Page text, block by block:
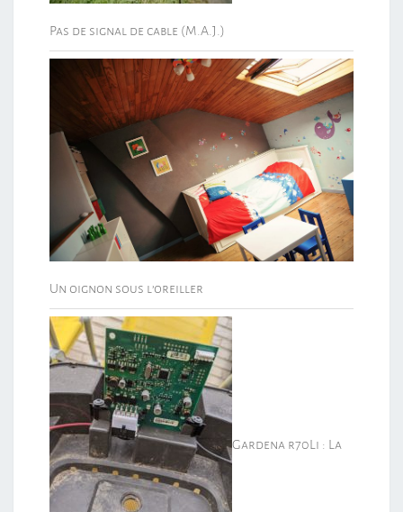
Pas de signal de cable (M.A.J.)
Un oignon sous l’oreiller
Gardena r70Li : La